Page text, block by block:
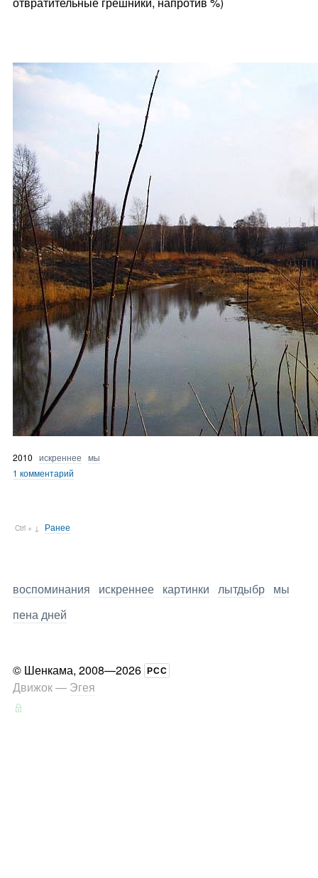
2010 искреннее мы
1 комментарий
Ctrl + ↓ Ранее
воспоминания искреннее картинки лытдыбр мы
пена дней
© Шенкама, 2008—2026 РСС
Движок — Эгея